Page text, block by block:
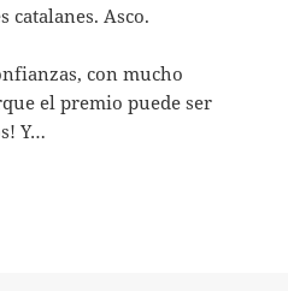
catalanes. Asco.
con mucho
el premio puede ser
Y…